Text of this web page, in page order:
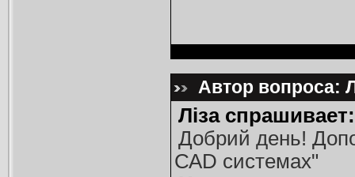
Автор вопроса:
Ліза спрашивает:
Добрий день!
САD системах"